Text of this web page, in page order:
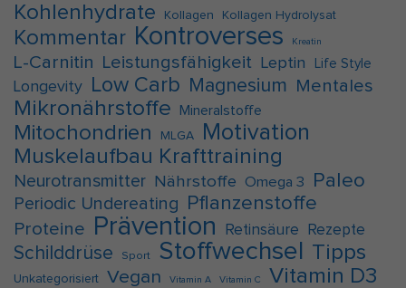
Kohlenhydrate Kollagen Kollagen Hydrolysat
Kommentar Kontroverses Kreatin
L-Carnitin Leistungsfähigkeit Leptin Life Style
Longevity Low Carb Magnesium Mentales
Mikronährstoffe Mineralstoffe
Mitochondrien MLGA Motivation
Muskelaufbau Krafttraining
Neurotransmitter Nährstoffe Omega 3 Paleo
Periodic Undereating Pflanzenstoffe
Proteine Prävention Retinsäure Rezepte
Schilddrüse Sport Stoffwechsel Tipps
Unkategorisiert Vegan Vitamin A Vitamin C Vitamin D3